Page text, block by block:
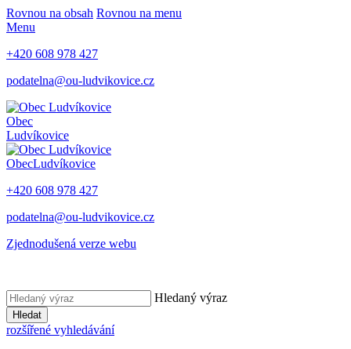
Rovnou na obsah Rovnou na menu
Menu
+420 608 978 427
podatelna@ou-ludvikovice.cz
Obec
Ludvíkovice
ObecLudvíkovice
+420 608 978 427
podatelna@ou-ludvikovice.cz
Zjednodušená verze webu
Hledaný výraz
Hledat
rozšířené vyhledávání